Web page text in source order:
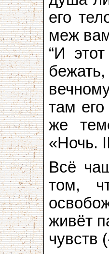
его
меж
“И
там
же
«Ночь.
Всё
том,
живёт
чувств